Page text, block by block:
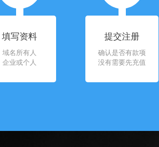
填写资料
域名所有人
企业或个人
提交注册
确认是否有款项
没有需要先充值